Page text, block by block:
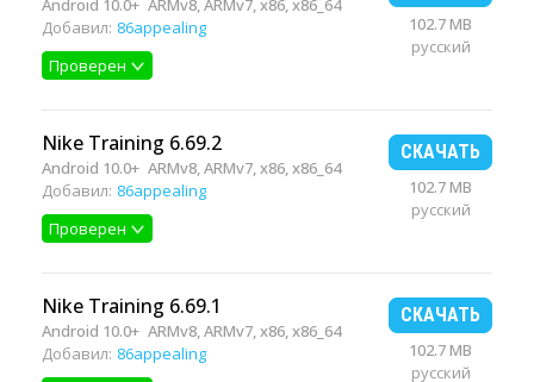
Android 10.0+ ARMv8, ARMv7, x86, x86_64
Добавил: 86appealing
Проверен
102.7 MB
русский
Nike Training 6.69.2
Android 10.0+ ARMv8, ARMv7, x86, x86_64
Добавил: 86appealing
Проверен
СКАЧАТЬ
102.7 MB
русский
Nike Training 6.69.1
Android 10.0+ ARMv8, ARMv7, x86, x86_64
Добавил: 86appealing
СКАЧАТЬ
102.7 MB
русский